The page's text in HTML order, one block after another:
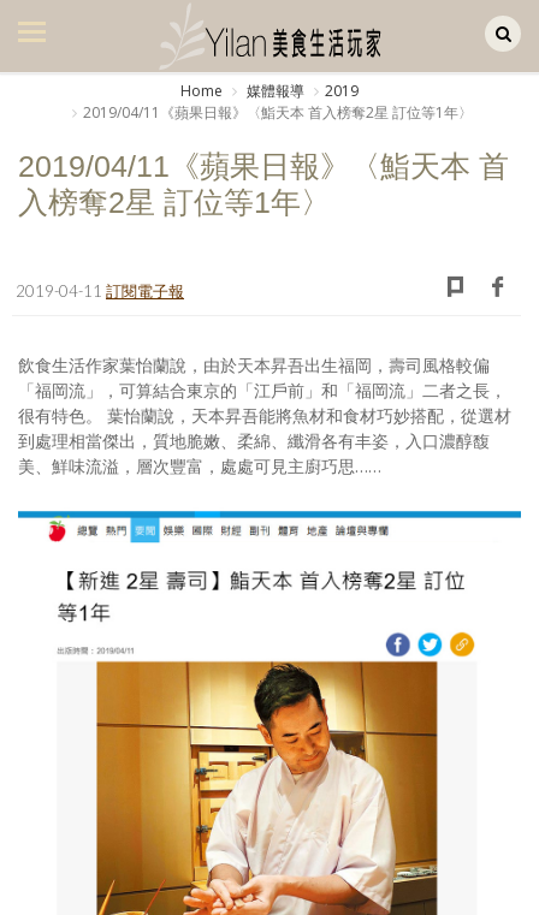
美食集
美飲集
廚房集
旅遊集
書房集
日記簿
餐桌週記
享樂隨手拍
照相簿
影音區
創意出版服務
Home 媒體報導
2019
2019/04/11《蘋果日報》〈鮨天本 首入榜奪2星 訂位等1年〉
2019/04/11《蘋果日報》〈鮨天本 首
入榜奪2星 訂位等1年〉
2019-04-11 訂閱電子報
飲食生活作家葉怡蘭說，由於天本昇吾出生福岡，壽司風格較偏
「福岡流」，可算結合東京的「江戶前」和「福岡流」二者之長，
很有特色。 葉怡蘭說，天本昇吾能將魚材和食材巧妙搭配，從選材
到處理相當傑出，質地脆嫩、柔綿、纖滑各有丰姿，入口濃醇馥
美、鮮味流溢，層次豐富，處處可見主廚巧思……